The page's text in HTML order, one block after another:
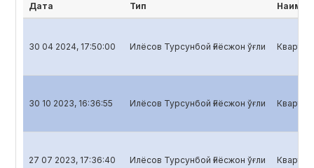
Дата Тип
30 04 2024, 17:50:00 Илёсов Турсунбой Ғиёсжон ўғли
30 10 2023, 16:36:55 Илёсов Турсунбой Ғиёсжон ўғли
27 07 2023, 17:36:40 Илёсов Турсунбой Ғиёсжон ўғли